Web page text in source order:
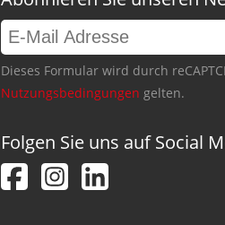
Dieses Formular wird durch
Nutzungsbedingungen gelten.
Folgen Sie uns auf Social